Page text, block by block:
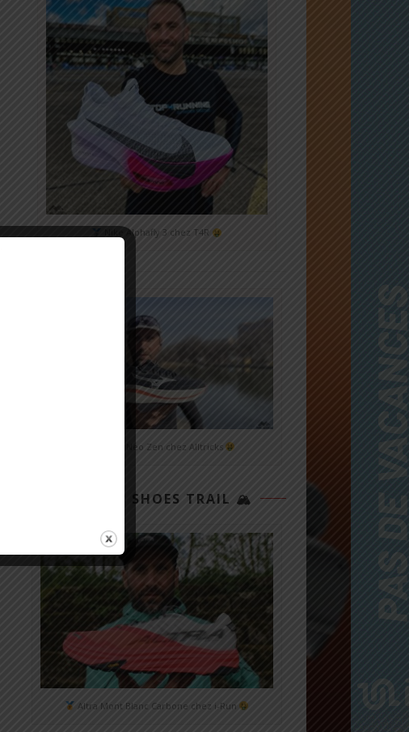
Nike Alphafly 3 chez T4R
Mizuno Neo Zen chez Alltricks
TOP 3 SHOES TRAIL 🏔
Altra Mont Blanc Carbone chez i-Run